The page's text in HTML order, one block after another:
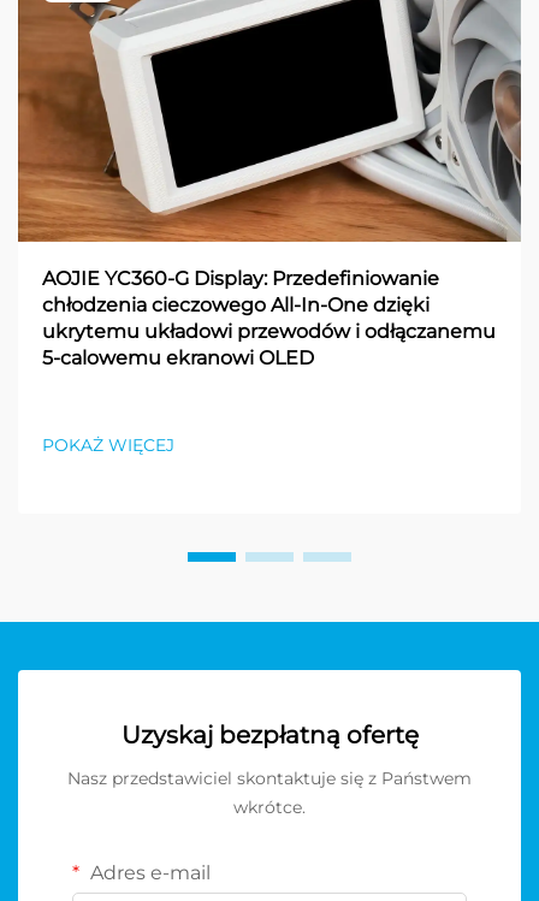
AOJIE YC360-G Display: Przedefiniowanie
chłodzenia cieczowego All-In-One dzięki
ukrytemu układowi przewodów i odłączanemu
5-calowemu ekranowi OLED
POKAŻ WIĘCEJ
Uzyskaj bezpłatną ofertę
Nasz przedstawiciel skontaktuje się z Państwem
wkrótce.
Adres e-mail